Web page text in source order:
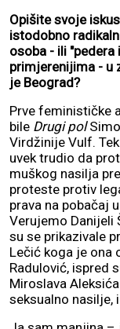
Opišite svoje
istodobno
osoba - ili
primjerenijima - u
je Beograd?
Prve feminističke
bile Drugi pol
Virdžinije Vulf.
uvek trudio da
muškog nasilja
proteste protiv
prava na pobačaj
Verujemo Danijeli
su se prikazivale
Lečić koga je ona
Radulović, ispred
Miroslava
seksualno nasilje,